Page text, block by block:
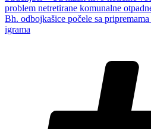
problem netretirane komunalne
Bh. odbojkašice počele sa
igrama